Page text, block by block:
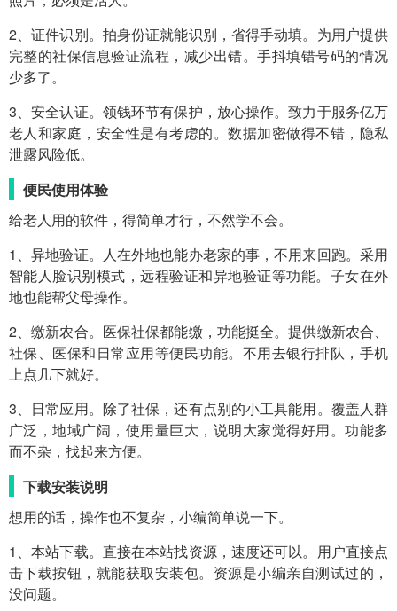
2、证件识别。拍身份证就能识别，省得手动填。为用户提供
完整的社保信息验证流程，减少出错。手抖填错号码的情况
少多了。
3、安全认证。领钱环节有保护，放心操作。致力于服务亿万
老人和家庭，安全性是有考虑的。数据加密做得不错，隐私
泄露风险低。
便民使用体验
给老人用的软件，得简单才行，不然学不会。
1、异地验证。人在外地也能办老家的事，不用来回跑。采用
智能人脸识别模式，远程验证和异地验证等功能。子女在外
地也能帮父母操作。
2、缴新农合。医保社保都能缴，功能挺全。提供缴新农合、
社保、医保和日常应用等便民功能。不用去银行排队，手机
上点几下就好。
3、日常应用。除了社保，还有点别的小工具能用。覆盖人群
广泛，地域广阔，使用量巨大，说明大家觉得好用。功能多
而不杂，找起来方便。
下载安装说明
想用的话，操作也不复杂，小编简单说一下。
1、本站下载。直接在本站找资源，速度还可以。用户直接点
击下载按钮，就能获取安装包。资源是小编亲自测试过的，
没问题。